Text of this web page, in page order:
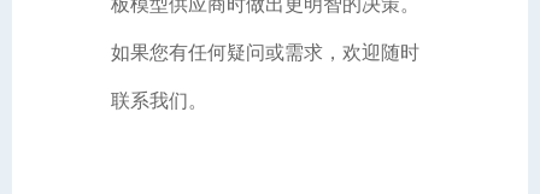
如果您有任何疑问或需求，欢迎随时
联系我们。